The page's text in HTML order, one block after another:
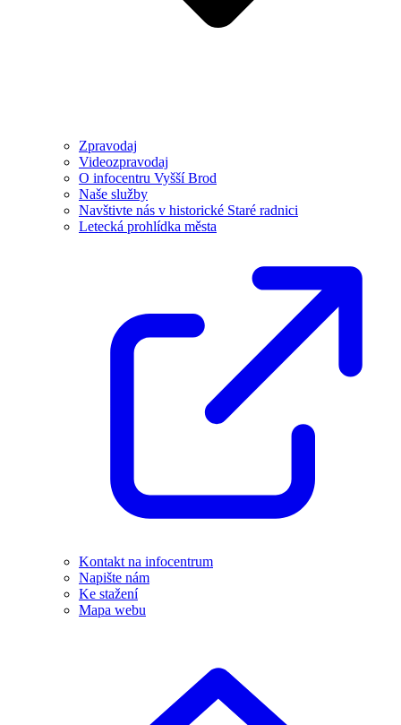
Zpravodaj
Videozpravodaj
O infocentru Vyšší Brod
Naše služby
Navštivte nás v historické Staré radnici
Letecká prohlídka města
Kontakt na infocentrum
Napište nám
Ke stažení
Mapa webu